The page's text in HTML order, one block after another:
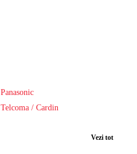
Panasonic
Telcoma / Cardin
Vezi tot